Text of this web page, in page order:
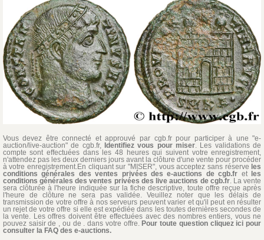
Vous devez être connecté et approuvé par cgb.fr pour participer à une "e-
auction/live-auction" de cgb.fr, Identifiez vous pour miser. Les validations de
compte sont effectuées dans les 48 heures qui suivent votre enregistrement,
n'attendez pas les deux derniers jours avant la clôture d'une vente pour procéder
à votre enregistrement.En cliquant sur "MISER", vous acceptez sans réserve les
conditions générales des ventes privées des e-auctions de cgb.fr et les
conditions générales des ventes privées des live auctions de cgb.fr. La vente
sera clôturée à l'heure indiquée sur la fiche descriptive, toute offre reçue après
l'heure de clôture ne sera pas validée. Veuillez noter que les délais de
transmission de votre offre à nos serveurs peuvent varier et qu'il peut en résulter
un rejet de votre offre si elle est expédiée dans les toutes dernières secondes de
la vente. Les offres doivent être effectuées avec des nombres entiers, vous ne
pouvez saisir de , ou de . dans votre offre. Pour toute question cliquez ici pour
consulter la FAQ des e-auctions.